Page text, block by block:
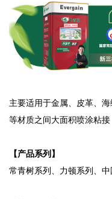
主要适用于金属、皮革、
等材质之间大面积喷涂粘接
【产品系列】
常青树系列、力顿系列、